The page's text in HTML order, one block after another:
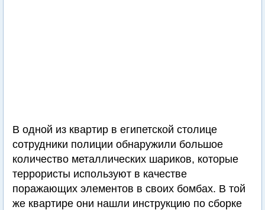
В одной из квартир в египетской столице
сотрудники полиции обнаружили большое
количество металлических шариков, которые
террористы используют в качестве
поражающих элементов в своих бомбах. В той
же квартире они нашли инструкцию по сборке